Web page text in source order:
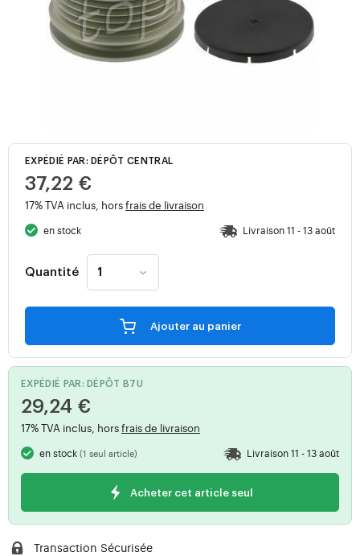
EXPÉDIÉ PAR: DÉPÔT CENTRAL
37,22 €
17% TVA inclus, horsfrais de livraison
en stock Livraison 11 - 13 août
Quantité
Ajouter au panier
EXPÉDIÉ PAR: DÉPÔT B7U
29,24 €
17% TVA inclus, horsfrais de livraison
en stock(1 seul article) Livraison 11 - 13 août
Acheter cet article seul
Transaction Sécurisée